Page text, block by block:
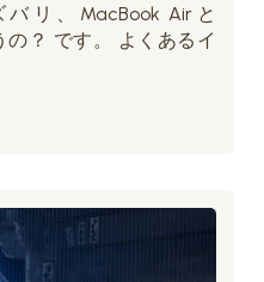
リ、MacBook Airと
の？ です。 よくあるイ